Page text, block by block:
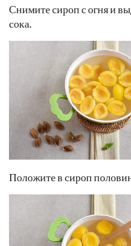
Снимите сироп с огня и
сока.
Положите в сироп